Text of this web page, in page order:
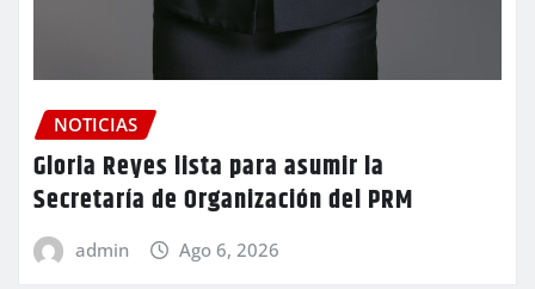
NOTICIAS
Gloria Reyes lista para asumir la
Secretaría de Organización del PRM
admin Ago 6, 2026